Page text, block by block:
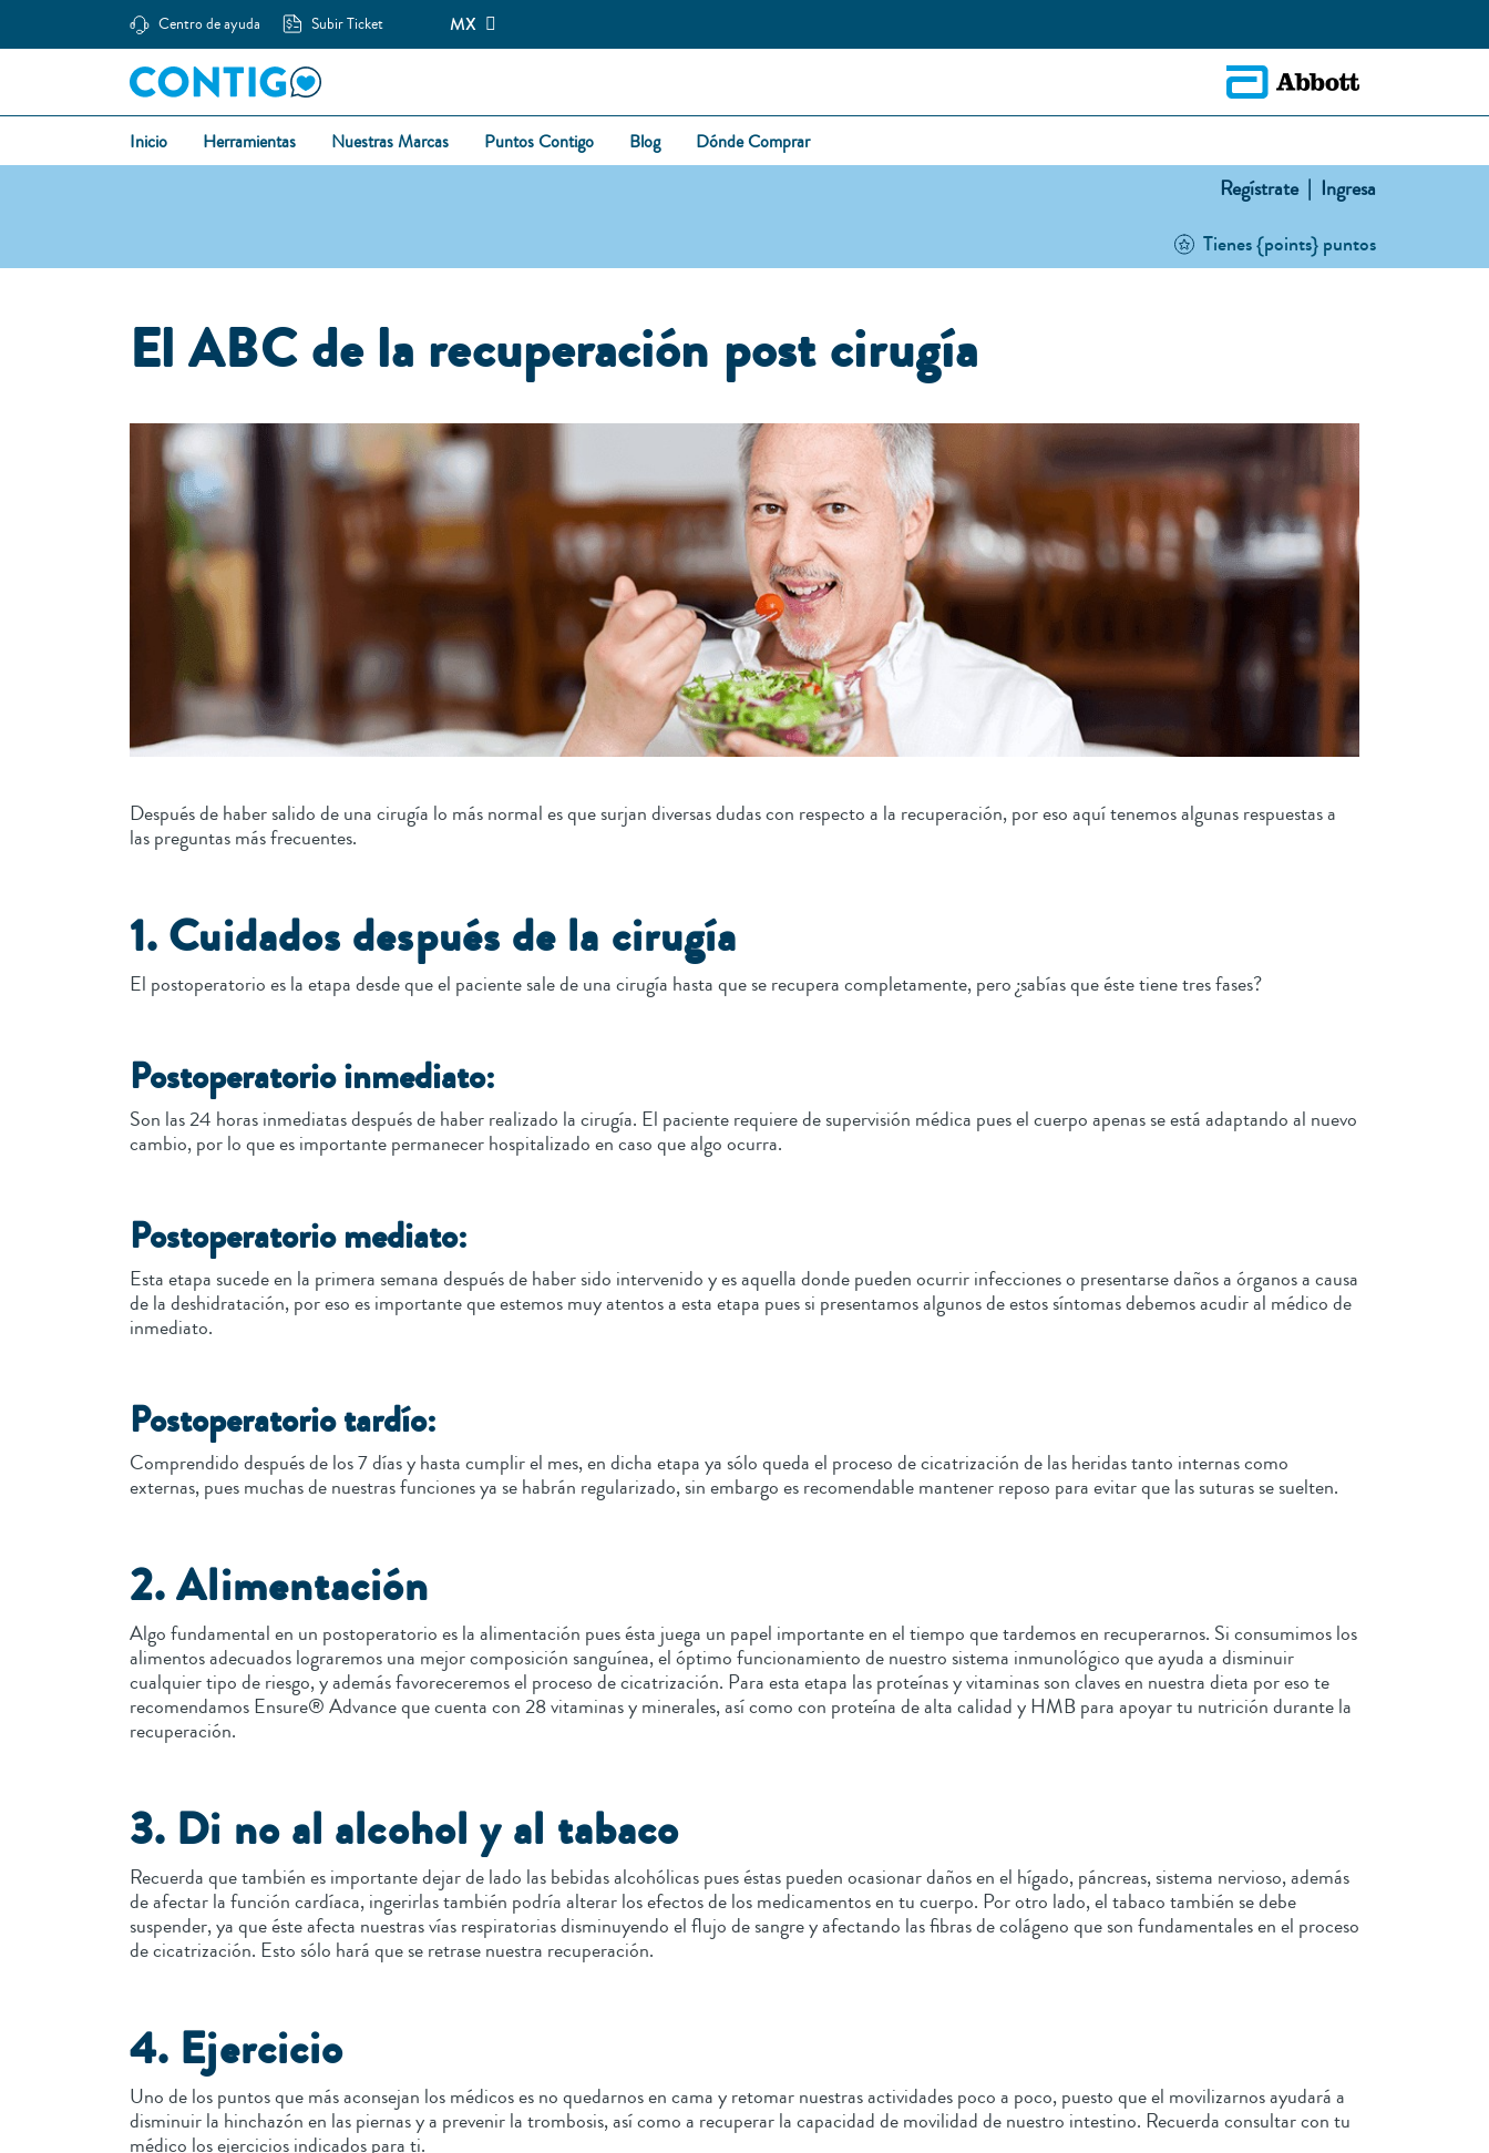
Centro de ayuda Subir Ticket MX
Inicio Herramientas Nuestras Marcas Puntos Contigo Blog Dónde Comprar
Regístrate | Ingresa
Tienes {points} puntos
El ABC de la recuperación post cirugía
Después de haber salido de una cirugía lo más normal es que surjan diversas dudas con respecto a la recuperación, por eso aquí tenemos algunas respuestas a
las preguntas más frecuentes.
1. Cuidados después de la cirugía
El postoperatorio es la etapa desde que el paciente sale de una cirugía hasta que se recupera completamente, pero ¿sabías que éste tiene tres fases?
Postoperatorio inmediato:
Son las 24 horas inmediatas después de haber realizado la cirugía. El paciente requiere de supervisión médica pues el cuerpo apenas se está adaptando al nuevo
cambio, por lo que es importante permanecer hospitalizado en caso que algo ocurra.
Postoperatorio mediato:
Esta etapa sucede en la primera semana después de haber sido intervenido y es aquella donde pueden ocurrir infecciones o presentarse daños a órganos a causa
de la deshidratación, por eso es importante que estemos muy atentos a esta etapa pues si presentamos algunos de estos síntomas debemos acudir al médico de
inmediato.
Postoperatorio tardío:
Comprendido después de los 7 días y hasta cumplir el mes, en dicha etapa ya sólo queda el proceso de cicatrización de las heridas tanto internas como
externas, pues muchas de nuestras funciones ya se habrán regularizado, sin embargo es recomendable mantener reposo para evitar que las suturas se suelten.
2. Alimentación
Algo fundamental en un postoperatorio es la alimentación pues ésta juega un papel importante en el tiempo que tardemos en recuperarnos. Si consumimos los
alimentos adecuados lograremos una mejor composición sanguínea, el óptimo funcionamiento de nuestro sistema inmunológico que ayuda a disminuir
cualquier tipo de riesgo, y además favoreceremos el proceso de cicatrización. Para esta etapa las proteínas y vitaminas son claves en nuestra dieta por eso te
recomendamos Ensure® Advance que cuenta con 28 vitaminas y minerales, así como con proteína de alta calidad y HMB para apoyar tu nutrición durante la
recuperación.
3. Di no al alcohol y al tabaco
Recuerda que también es importante dejar de lado las bebidas alcohólicas pues éstas pueden ocasionar daños en el hígado, páncreas, sistema nervioso, además
de afectar la función cardíaca, ingerirlas también podría alterar los efectos de los medicamentos en tu cuerpo. Por otro lado, el tabaco también se debe
suspender, ya que éste afecta nuestras vías respiratorias disminuyendo el flujo de sangre y afectando las fibras de colágeno que son fundamentales en el proceso
de cicatrización. Esto sólo hará que se retrase nuestra recuperación.
4. Ejercicio
Uno de los puntos que más aconsejan los médicos es no quedarnos en cama y retomar nuestras actividades poco a poco, puesto que el movilizarnos ayudará a
disminuir la hinchazón en las piernas y a prevenir la trombosis, así como a recuperar la capacidad de movilidad de nuestro intestino. Recuerda consultar con tu
médico los ejercicios indicados para ti.